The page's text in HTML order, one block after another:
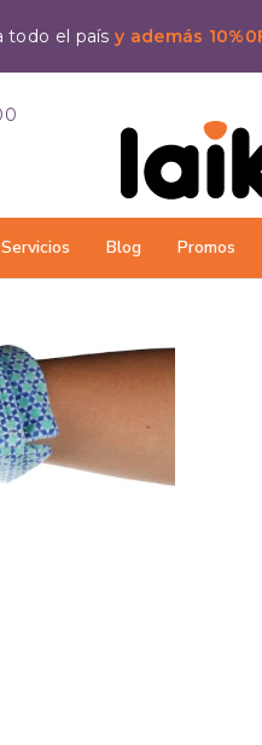
todo el paísy además
Servicios Blog Promos